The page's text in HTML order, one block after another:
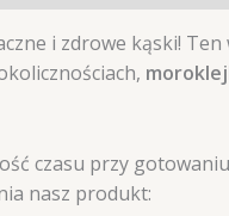
i zdrowe kąski!
czasu przy
nasz produkt: